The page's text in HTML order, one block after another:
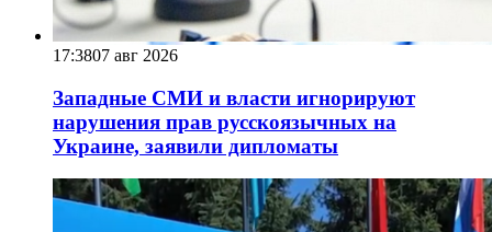
17:3807 авг 2026
Западные СМИ и власти игнорируют
нарушения прав русскоязычных на
Украине, заявили дипломаты